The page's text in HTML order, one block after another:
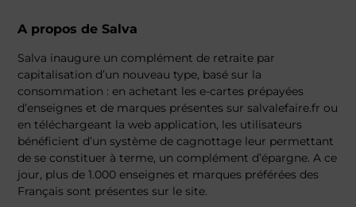
A propos de Salva
Salva inaugure un complément de retraite par
capitalisation d’un nouveau type, basé sur la
consommation : en achetant les e-cartes prépayées
d’enseignes et de marques présentes sur salvalefaire.fr ou
en téléchargeant la web application, les utilisateurs
bénéficient d’un système de cagnottage leur permettant
de se constituer à terme, un complément d’épargne. A ce
jour, plus de 1.000 enseignes et marques préférées des
Français sont présentes sur le site.